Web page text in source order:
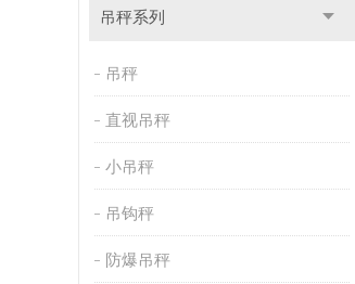
吊秤系列
吊秤
直视吊秤
小吊秤
吊钩秤
防爆吊秤